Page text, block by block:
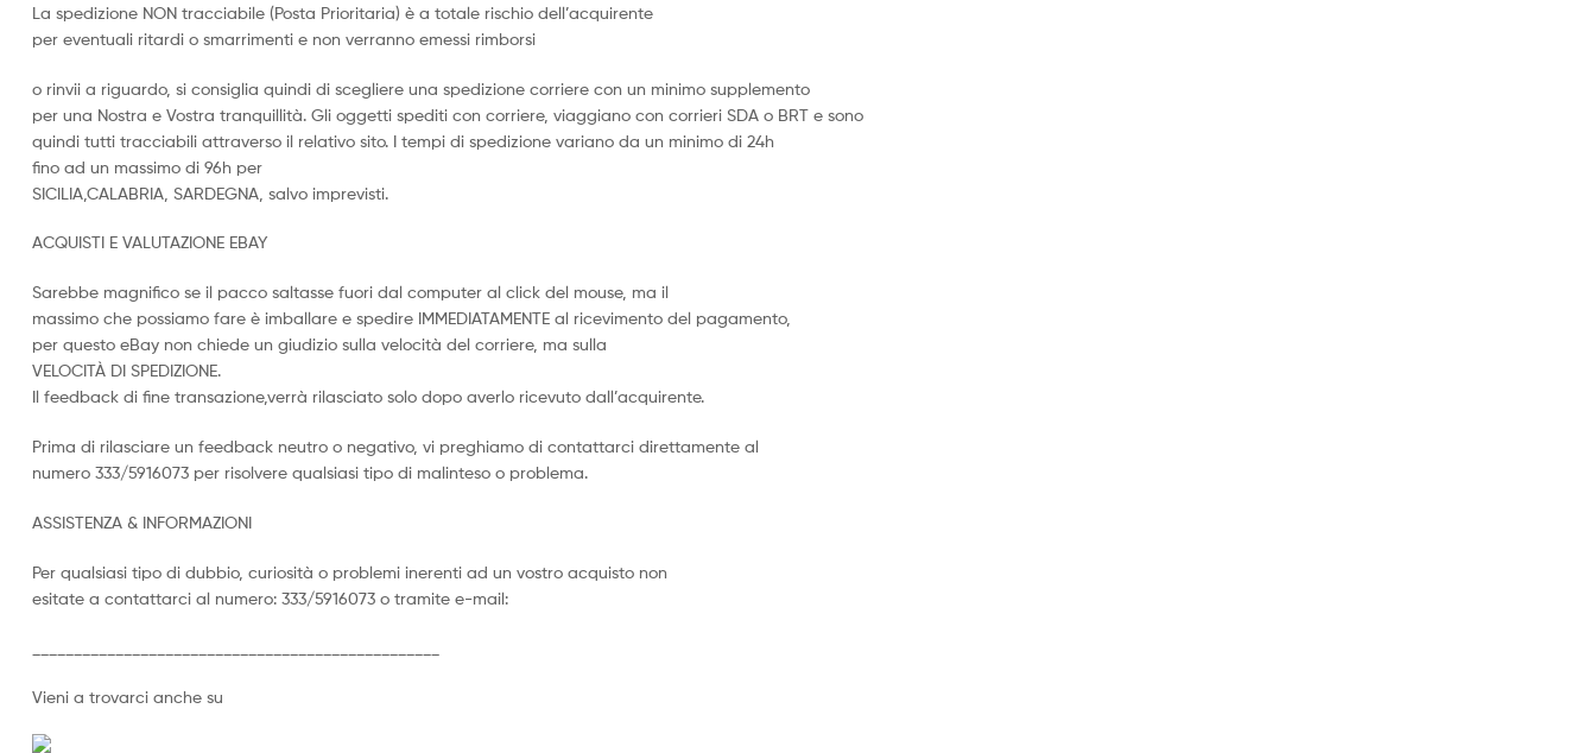
La spedizione NON tracciabile (Posta Prioritaria) è a totale rischio dell’acquirente
per eventuali ritardi o smarrimenti e non verranno emessi rimborsi
o rinvii a riguardo, si consiglia quindi di scegliere una spedizione corriere con un minimo supplemento
per una Nostra e Vostra tranquillità. Gli oggetti spediti con corriere, viaggiano con corrieri SDA o BRT e sono
quindi tutti tracciabili attraverso il relativo sito. I tempi di spedizione variano da un minimo di 24h
fino ad un massimo di 96h per
SICILIA,CALABRIA, SARDEGNA, salvo imprevisti.
ACQUISTI E VALUTAZIONE EBAY
Sarebbe magnifico se il pacco saltasse fuori dal computer al click del mouse, ma il
massimo che possiamo fare è imballare e spedire IMMEDIATAMENTE al ricevimento del pagamento,
per questo eBay non chiede un giudizio sulla velocità del corriere, ma sulla
VELOCITÀ DI SPEDIZIONE.
Il feedback di fine transazione,verrà rilasciato solo dopo averlo ricevuto dall’acquirente.
Prima di rilasciare un feedback neutro o negativo, vi preghiamo di contattarci direttamente al
numero 333/5916073 per risolvere qualsiasi tipo di malinteso o problema.
ASSISTENZA & INFORMAZIONI
Per qualsiasi tipo di dubbio, curiosità o problemi inerenti ad un vostro acquisto non
esitate a contattarci al numero: 333/5916073 o tramite e-mail:
Vieni a trovarci anche su